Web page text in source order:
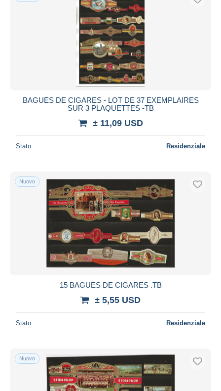
BAGUES DE CIGARES - LOT DE 37 EXEMPLAIRES
SUR 3 PLAQUETTES -TB
± 11,09 USD
Stato Residenziale
Nuovo
15 BAGUES DE CIGARES .TB
± 5,55 USD
Stato Residenziale
Nuovo